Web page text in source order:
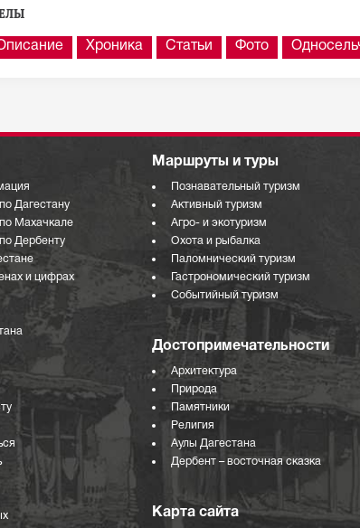
Хроника Статьи Фото
Дагестану
по Махачкале
Дербенту
и цифрах
Маршруты и туры
Познавательный туризм
Активный туризм
Агро- и экотуризм
Охота и рыбалка
Паломнический туризм
Гастрономический туризм
Событийный туризм
Достопримечательности
Архитектура
Природа
Памятники
Религия
Аулы Дагестана
Дербент – восточная сказка
Карта сайта